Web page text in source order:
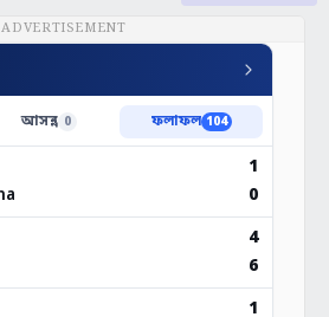
ADVERTISEMENT